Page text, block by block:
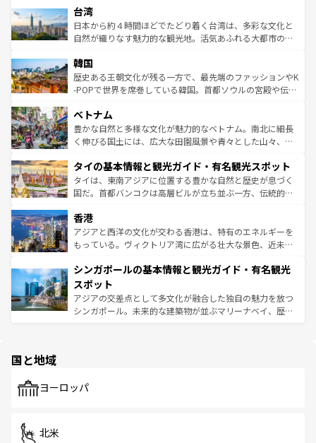
人々、おいしいローカルフードやハワイアンミュージッ
ク、伝統的なフラダンスなど、すべてがハワイの魅力を彩
っている。訪れるたびに新しい発見と感動が待っているハ
はコンテンツ一覧
リアリーフや大陸中央部にそびえるウルル（エアーズロッ
ク）、タスマニアの美しい原生林やケアンズの熱帯雨林な
ど、見どころがたくさん。また、カフェやワイン、オージ
いる。アクティビティも充実しており、サーフィンやダイ
ビング、ハイキングなど、アウトドア好きにはたまらな
い。オーストラリアの多彩な魅力を存分に味わいつくそ
参照してほしい。
台湾
日本から約４時間ほどでたどり着く台湾は、多彩な文化と
自然が織りなす魅力的な観光地。活気あふれる大都市の台
ン）、静ひつな山岳地帯である台湾東部など、都市の喧騒
と山間の静けさが共存しており、訪れる人に新しい発見と
驚きをもたらしてくれる。また、奥深い台湾の食文化も魅
容にもいいと評判のスイーツなど、バラエティ豊かな料理
が味わえる。 なお、新着の台湾情報は コンテンツ一覧を参
照してほしい。
韓国
歴史ある王朝文化が残る一方で、最先端のファッションやK
-POPで世界を席巻している韓国。首都ソウルの宮殿や伝統
き、地方に足を延ばせば四季折々の自然美を楽しむことが
できる。そして、キムチや焼肉、絶品のストリートフード
まで、さまざまな韓国料理が待っている。夜には、韓国な
リティに包まれながら、韓国の多彩な魅力を心ゆくまで味
わってみてほしい。 なお、新着の韓国情報はコンテンツ一
覧を参照してほしい。
ベトナム
豊かな自然と多様な文化が魅力的なベトナム。南北に細長
く伸びる国土には、広大な田園風景や青々とした山々、世
急速な発展と共に伝統が息づく。ハノイの古い町並みやホ
ーチミン市のフランス統治時代の建物も、独特の雰囲気を
醸し出している。また、バラエティの豊かさとおいしさで
とつ。フォーやバインミー、ベトナムコーヒーなどは、ぜ
ひ現地で味わいたい。どの地域を訪れてもあたたかい人々
が旅行者を迎えてくれるので、きっと忘れられない旅にな
参照してほしい。
タイの基本情報と観光ガイド・有名観光スポット
タイは、東南アジアに位置する豊かな自然と歴史が息づく
国だ。首都バンコクは高層ビルが立ち並ぶ一方、伝統的な
の活気が交差している。北部ではチェンマイなどの山岳地
帯で自然と触れ合い、南部ではプーケットやクラビの美し
いビーチでリゾート気分を楽しむことができる。タイ料理
激する。気候は一年中温暖で、どの季節にも異なる楽しみ
が待っている。親しみやすいタイの人々、仏教を中心とし
た文化、そして多様な観光資源が、訪れる旅人を魅了し続
ける。 なお、新着のタイ情報はコンテンツ一覧を参照して
香港
アジアと西洋の文化が交わる香港は、特有のエネルギーを
もっている。ヴィクトリア湾に広がる壮大な景色、近未来
み、どこを訪れても感動するはず。観光スポットが密集し
ており、効率よく見どころを回れるのも魅力。息をのむよ
うな絶景から文化的な体験まで、香港を存分に楽しみ尽く
そう。 なお、新着の香港情報はコンテンツ一覧を参照して
シンガポールの基本情報と観光ガイド・有名観光
スポット
アジアの交差点として多文化が融合した独自の魅力を放つ
シンガポール。未来的な建築物が並ぶマリーナベイ、歴史
で、ホーカーズは地元の風情を楽しめる外せないスポット
国と地域
ヨーロッパ
北米